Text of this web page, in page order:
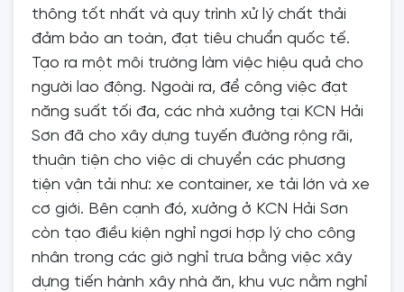
thông tốt nhất và quy trình xử lý chất thải
đảm bảo an toàn, đạt tiêu chuẩn quốc tế.
Tạo ra một môi trường làm việc hiệu quả cho
người lao động. Ngoài ra, để công việc đạt
năng suất tối đa, các nhà xưởng tại KCN Hải
Sơn đã cho xây dựng tuyến đường rộng rãi,
thuận tiện cho việc di chuyển các phương
tiện vận tải như: xe container, xe tải lớn và xe
cơ giới. Bên cạnh đó, xưởng ở KCN Hải Sơn
còn tạo điều kiện nghỉ ngơi hợp lý cho công
nhân trong các giờ nghỉ trưa bằng việc xây
dựng tiến hành xây nhà ăn, khu vực nằm nghỉ